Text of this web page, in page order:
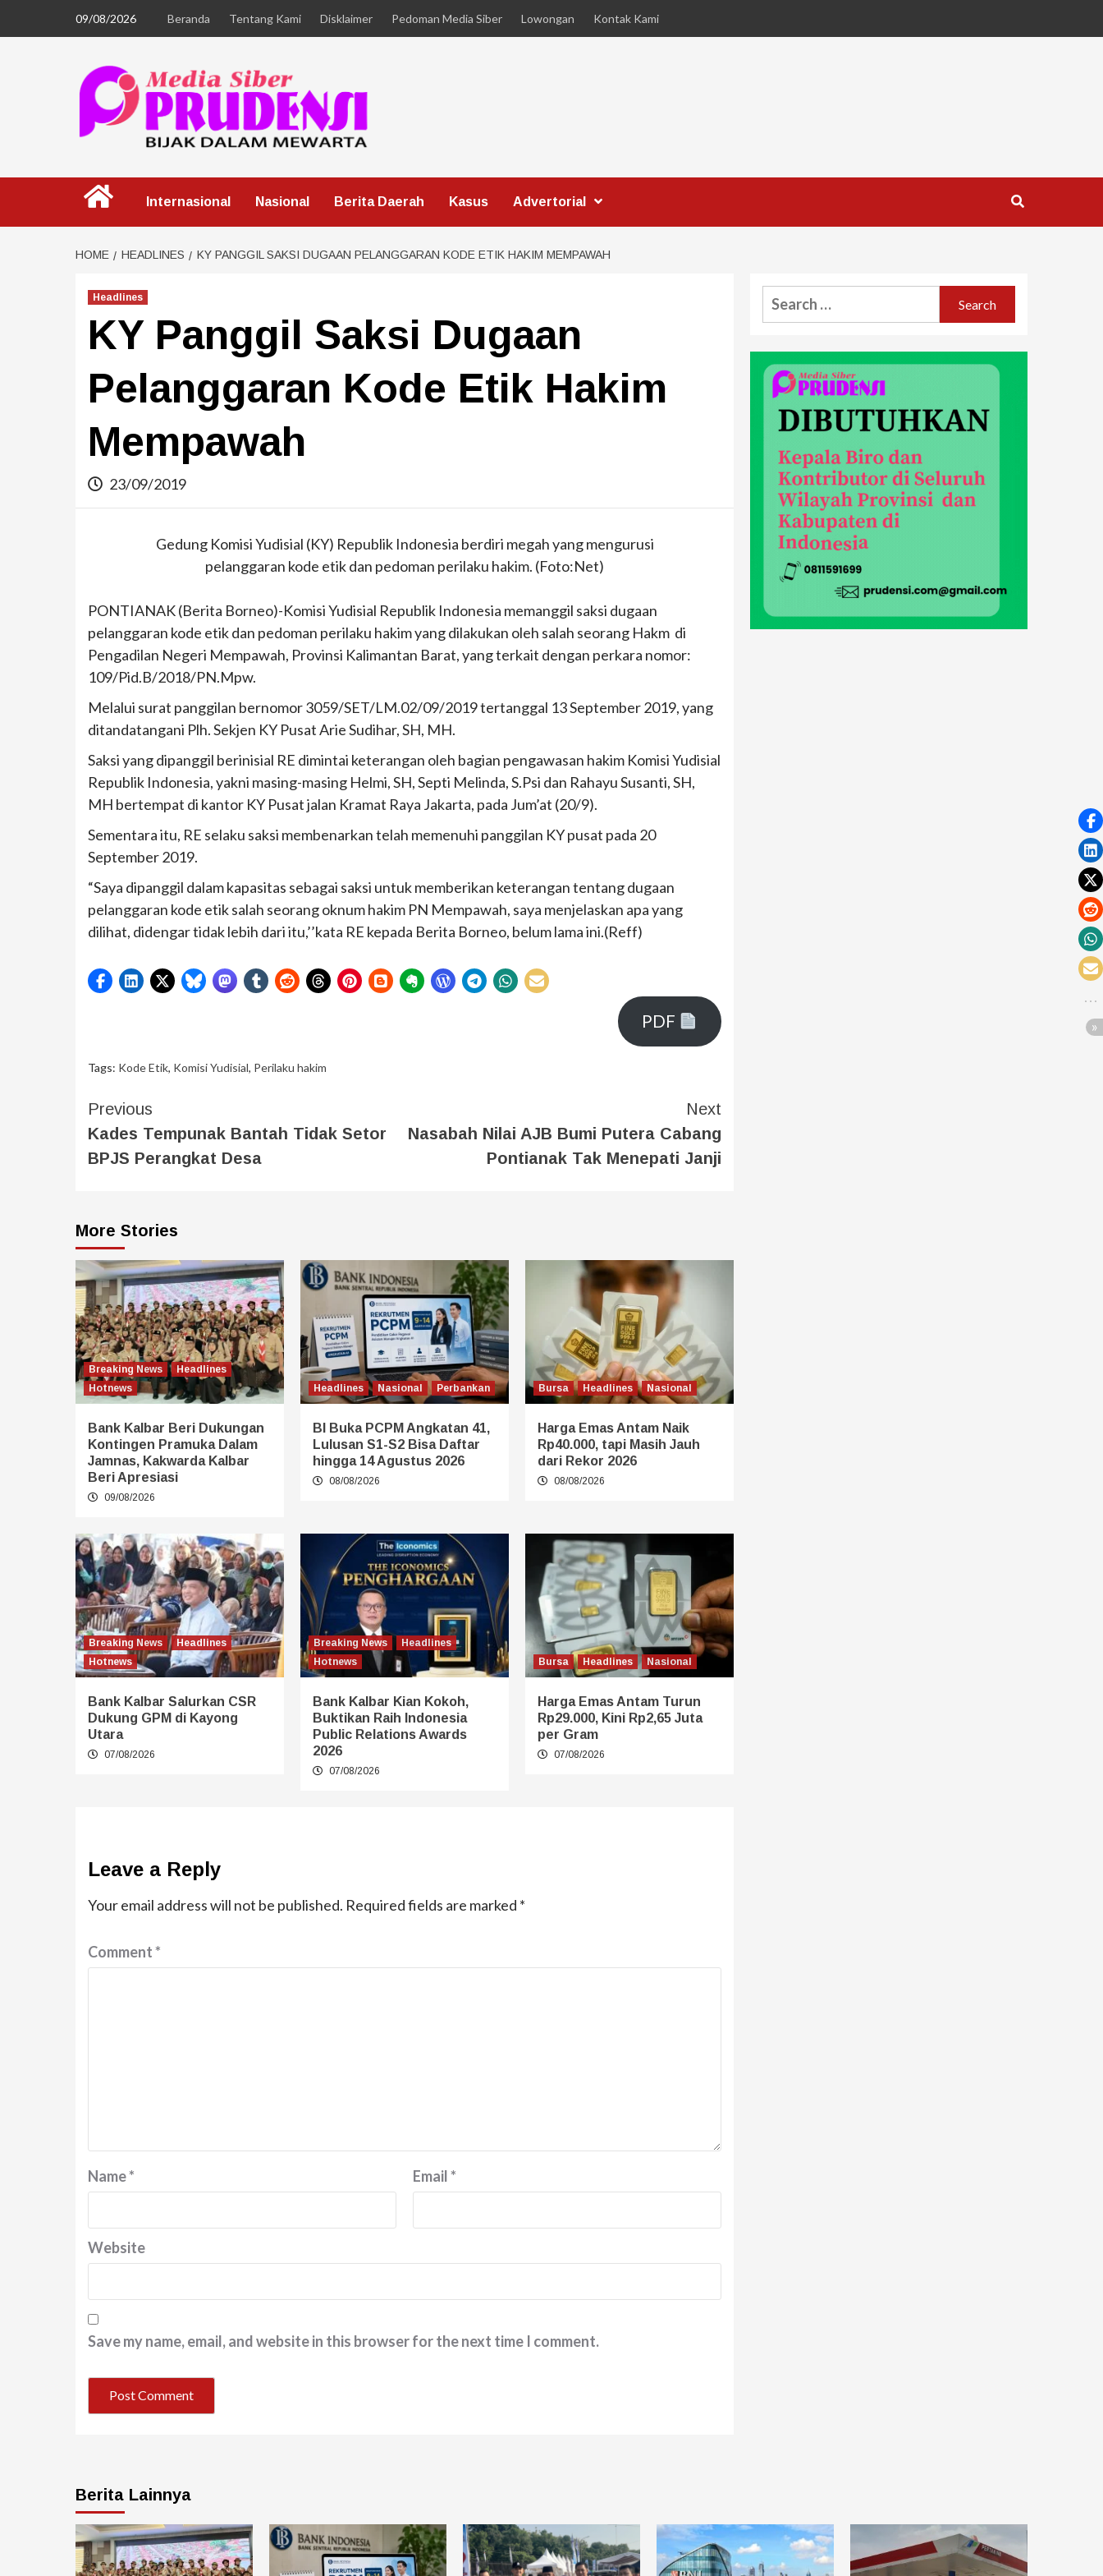
09/08/2026 Beranda Tentang Kami Disklaimer Pedoman Media Siber Lowongan Kontak Kami
Internasional Nasional Berita Daerah Kasus Advertorial
HOME HEADLINES KY PANGGIL SAKSI DUGAAN PELANGGARAN KODE ETIK HAKIM MEMPAWAH
Headlines
KY Panggil Saksi Dugaan
Pelanggaran Kode Etik Hakim
Mempawah
23/09/2019
Gedung Komisi Yudisial (KY) Republik Indonesia berdiri megah yang mengurusi
pelanggaran kode etik dan pedoman perilaku hakim. (Foto:Net)
PONTIANAK (Berita Borneo)-Komisi Yudisial Republik Indonesia memanggil saksi dugaan
pelanggaran kode etik dan pedoman perilaku hakim yang dilakukan oleh salah seorang Hakm di
Pengadilan Negeri Mempawah, Provinsi Kalimantan Barat, yang terkait dengan perkara nomor:
109/Pid.B/2018/PN.Mpw.
Melalui surat panggilan bernomor 3059/SET/LM.02/09/2019 tertanggal 13 September 2019, yang
ditandatangani Plh. Sekjen KY Pusat Arie Sudihar, SH, MH.
Saksi yang dipanggil berinisial RE dimintai keterangan oleh bagian pengawasan hakim Komisi Yudisial
Republik Indonesia, yakni masing-masing Helmi, SH, Septi Melinda, S.Psi dan Rahayu Susanti, SH,
MH bertempat di kantor KY Pusat jalan Kramat Raya Jakarta, pada Jum’at (20/9).
Sementara itu, RE selaku saksi membenarkan telah memenuhi panggilan KY pusat pada 20
September 2019.
“Saya dipanggil dalam kapasitas sebagai saksi untuk memberikan keterangan tentang dugaan
pelanggaran kode etik salah seorang oknum hakim PN Mempawah, saya menjelaskan apa yang
dilihat, didengar tidak lebih dari itu,’’kata RE kepada Berita Borneo, belum lama ini.(Reff)
PDF
Tags: Kode Etik, Komisi Yudisial, Perilaku hakim
Previous
Kades Tempunak Bantah Tidak Setor
BPJS Perangkat Desa
Next
Nasabah Nilai AJB Bumi Putera Cabang
Pontianak Tak Menepati Janji
More Stories
Breaking News
Headlines
Hotnews
Bank Kalbar Beri Dukungan
Kontingen Pramuka Dalam
Jamnas, Kakwarda Kalbar
Beri Apresiasi
09/08/2026
Headlines Nasional Perbankan
BI Buka PCPM Angkatan 41,
Lulusan S1-S2 Bisa Daftar
hingga 14 Agustus 2026
08/08/2026
Bursa Headlines Nasional
Harga Emas Antam Naik
Rp40.000, tapi Masih Jauh
dari Rekor 2026
08/08/2026
Breaking News
Headlines
Hotnews
Bank Kalbar Salurkan CSR
Dukung GPM di Kayong
Utara
07/08/2026
Breaking News
Headlines
Hotnews
Bank Kalbar Kian Kokoh,
Buktikan Raih Indonesia
Public Relations Awards
2026
07/08/2026
Bursa Headlines Nasional
Harga Emas Antam Turun
Rp29.000, Kini Rp2,65 Juta
per Gram
07/08/2026
Leave a Reply
Your email address will not be published. Required fields are marked *
Comment*
Name* Email*
Website
Save my name, email, and website in this browser for the next time I comment.
Berita Lainnya